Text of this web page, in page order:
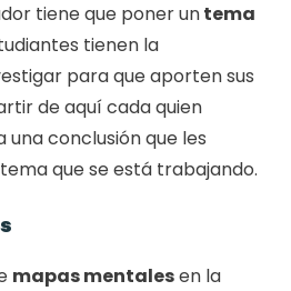
tiene que poner un tema
tienen la
para que aporten sus
de aquí cada quien
conclusión que les
que se está trabajando.
mapas mentales en la